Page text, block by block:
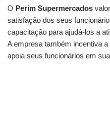
O Perim Supermercados
satisfação dos seus
capacitação para ajudá-los a
A empresa também incentiva
apoia seus funcionários em